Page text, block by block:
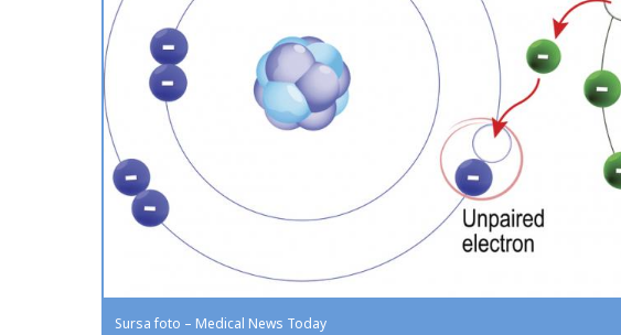
Sursa foto – Medical News Today